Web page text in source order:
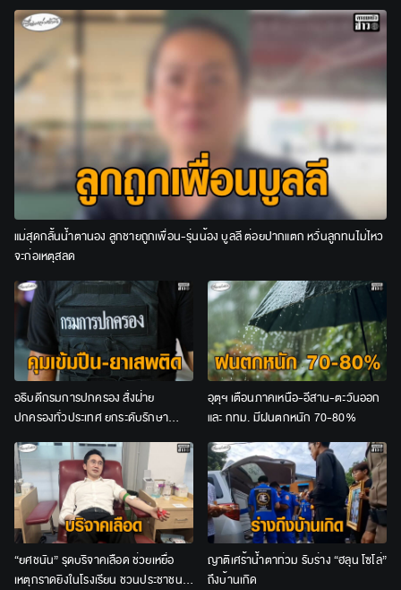
แม่สุดกลั้นน้ำตานอง ลูกชายถูกเพื่อน-รุ่นน้อง บูลลี ต่อยปากแตก หวั่นลูกทนไม่ไหว
จะก่อเหตุสลด
อธิบดีกรมการปกครอง สั่งฝ่าย
ปกครองทั่วประเทศ ยกระดับรักษา
ความปลอดภัย ตั้งด่านคุมเข้มปืน–ยา
เสพติด
อุตุฯ เตือนภาคเหนือ-อีสาน-ตะวันออก
และ กทม. มีฝนตกหนัก 70-80%
“ยศชนัน” รุดบริจาคเลือด ช่วยเหยื่อ
เหตุกราดยิงในโรงเรียน ชวนประชาชน
ญาติเศร้าน้ำตาท่วม รับร่าง “ฮลุน โซโล่”
ถึงบ้านเกิด